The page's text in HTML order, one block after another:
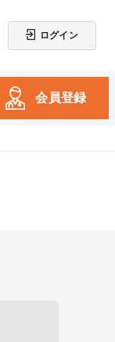
ログイン
会員登録